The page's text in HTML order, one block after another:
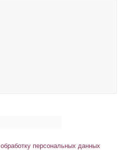
обработку персональных данных